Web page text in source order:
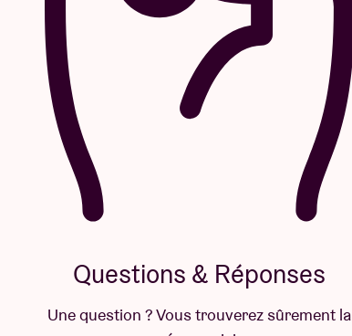
Questions & Réponses
Une question ? Vous trouverez sûrement la